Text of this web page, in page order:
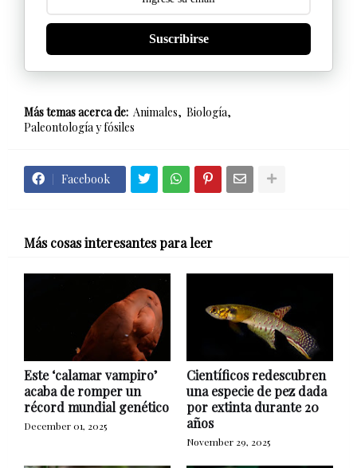
Suscribirse
Más temas acerca de: Animales
Biología
Paleontología y fósiles
Facebook
Más cosas interesantes para leer
Este ‘calamar vampiro’
acaba de romper un
récord mundial genético
December 01, 2025
Científicos redescubren
una especie de pez dada
por extinta durante 20
años
November 29, 2025